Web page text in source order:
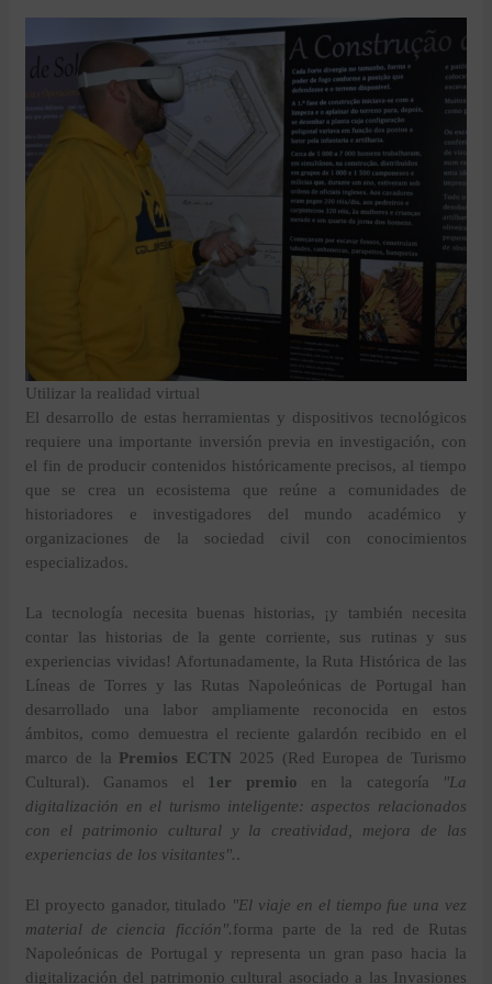
Utilizar la realidad virtual
El desarrollo de estas herramientas y dispositivos tecnológicos
requiere una importante inversión previa en investigación, con
el fin de producir contenidos históricamente precisos, al tiempo
que se crea un ecosistema que reúne a comunidades de
historiadores e investigadores del mundo académico y
organizaciones de la sociedad civil con conocimientos
especializados.
La tecnología necesita buenas historias, ¡y también necesita
contar las historias de la gente corriente, sus rutinas y sus
experiencias vividas! Afortunadamente, la Ruta Histórica de las
Líneas de Torres y las Rutas Napoleónicas de Portugal han
desarrollado una labor ampliamente reconocida en estos
ámbitos, como demuestra el reciente galardón recibido en el
marco de la Premios ECTN 2025 (Red Europea de Turismo
Cultural). Ganamos el
1er premio en la categoría
"La
digitalización en el turismo inteligente: aspectos relacionados
con el patrimonio cultural y la creatividad, mejora de las
experiencias de los visitantes"..
El proyecto ganador, titulado "El viaje en el tiempo fue una vez
material de ciencia ficción".forma parte de la red de Rutas
Napoleónicas de Portugal y representa un gran paso hacia la
digitalización del patrimonio cultural asociado a las Invasiones